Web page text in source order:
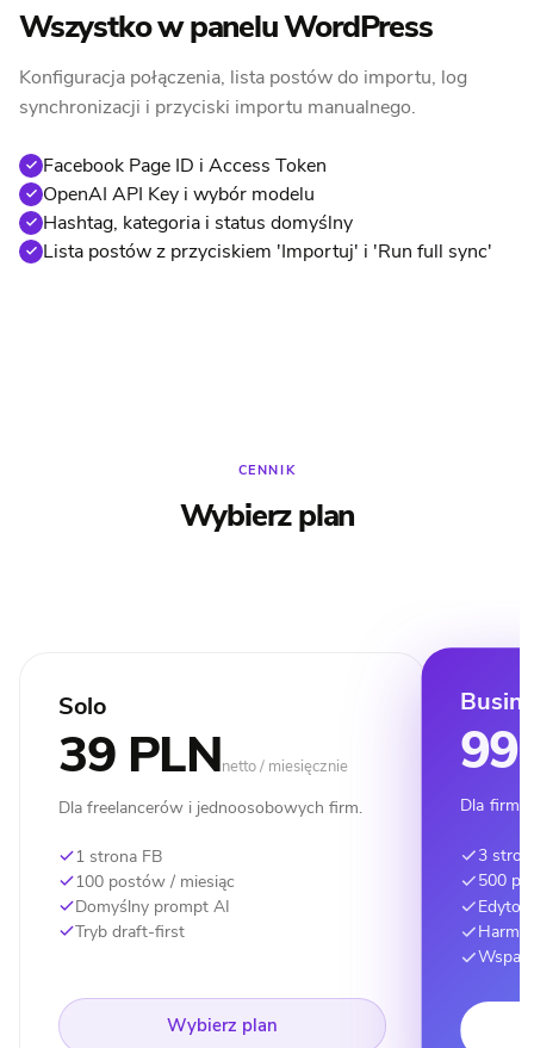
Wszystko w panelu WordPress
Konfiguracja połączenia, lista postów do importu, log
synchronizacji i przyciski importu manualnego.
Facebook Page ID i Access Token
OpenAI API Key i wybór modelu
Hashtag, kategoria i status domyślny
Lista postów z przyciskiem 'Importuj' i 'Run full sync'
CENNIK
Wybierz plan
Solo
39 PLNnetto / miesięcznie
Dla freelancerów i jednoosobowych firm.
1 strona FB
100 postów / miesiąc
Domyślny prompt AI
Tryb draft-first
Wybierz plan
99
Dla firm
3
500